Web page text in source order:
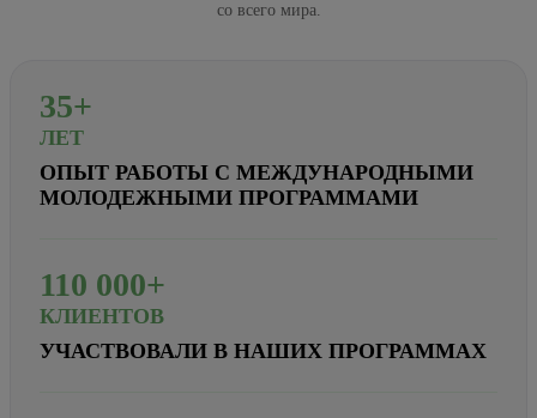
со всего мира.
35+
ЛЕТ
ОПЫТ РАБОТЫ С МЕЖДУНАРОДНЫМИ
МОЛОДЕЖНЫМИ ПРОГРАММАМИ
110 000+
КЛИЕНТОВ
УЧАСТВОВАЛИ В НАШИХ ПРОГРАММАХ